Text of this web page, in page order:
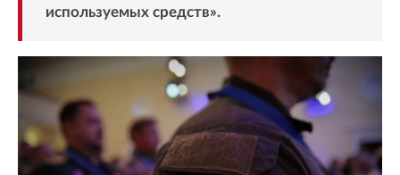
используемых средств».